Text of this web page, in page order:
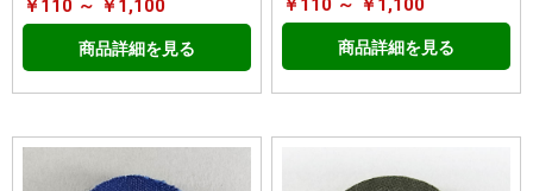
￥110 ～ ￥1,100
商品詳細を見る
￥110 ～ ￥1,100
商品詳細を見る